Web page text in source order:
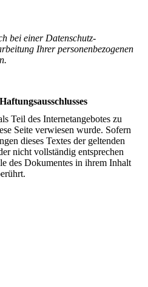
bei einer Datenschutz-
Ihrer personenbezogenen
Teil des Internetangebotes zu
Seite verwiesen wurde. Sofern
dieses Textes der geltenden
nicht vollständig entsprechen
des Dokumentes in ihrem Inhalt